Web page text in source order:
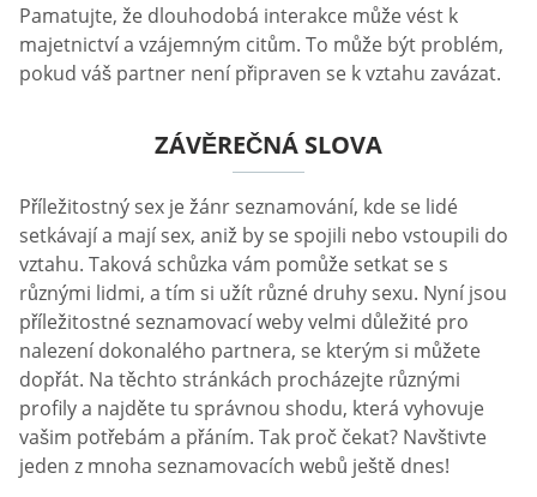
Pamatujte, že dlouhodobá interakce může vést k
majetnictví a vzájemným citům. To může být problém,
pokud váš partner není připraven se k vztahu zavázat.
ZÁVĚREČNÁ SLOVA
Příležitostný sex je žánr seznamování, kde se lidé
setkávají a mají sex, aniž by se spojili nebo vstoupili do
vztahu. Taková schůzka vám pomůže setkat se s
různými lidmi, a tím si užít různé druhy sexu. Nyní jsou
příležitostné seznamovací weby velmi důležité pro
nalezení dokonalého partnera, se kterým si můžete
dopřát. Na těchto stránkách procházejte různými
profily a najděte tu správnou shodu, která vyhovuje
vašim potřebám a přáním. Tak proč čekat? Navštivte
jeden z mnoha seznamovacích webů ještě dnes!